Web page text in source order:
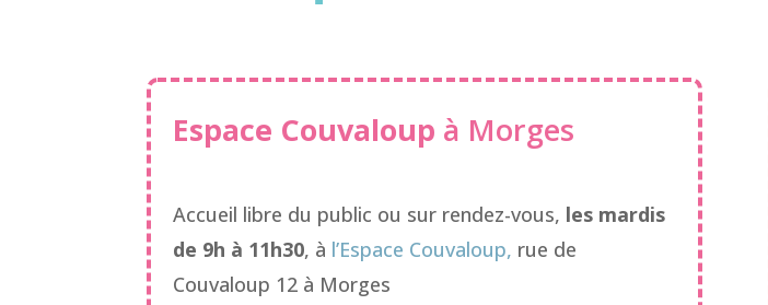
Espace Couvaloup à Morges
Accueil libre du public ou sur rendez-vous, les mardis
de 9h à 11h30, à l’Espace Couvaloup, rue de
Couvaloup 12 à Morges